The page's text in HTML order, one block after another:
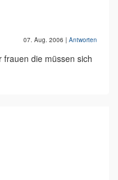
07. Aug. 2006 | Antworten
die müssen sich